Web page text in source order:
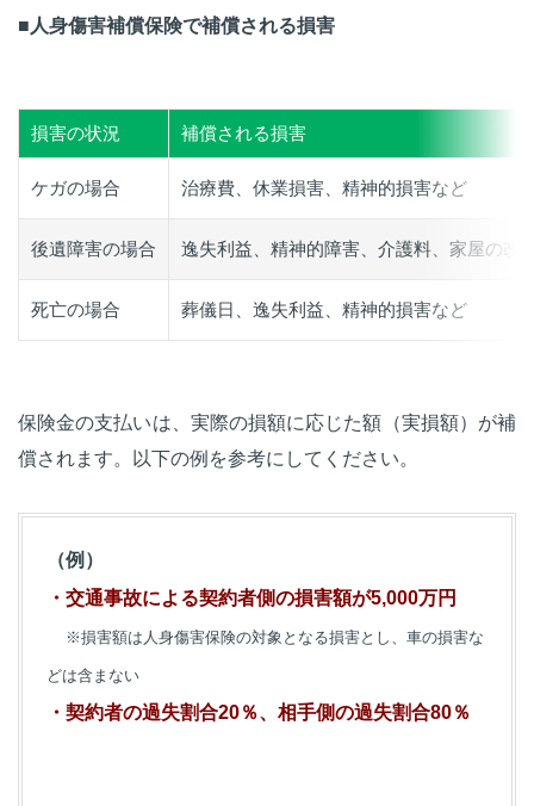
■人身傷害補償保険で補償される損害
損害の状況 補償される損害
ケガの場合 治療費、休業損害、精神的損害など
後遺障害の場合 逸失利益、精神的障害、介護料、家屋の改
死亡の場合 葬儀日、逸失利益、精神的損害など
保険金の支払いは、実際の損額に応じた額（実損額）が補
償されます。以下の例を参考にしてください。
（例）
・交通事故による契約者側の損害額が5,000万円
※損害額は人身傷害保険の対象となる損害とし、車の損害な
どは含まない
・契約者の過失割合20％、相手側の過失割合80％